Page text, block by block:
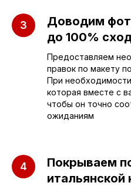
Доводим
до 100%
Предоставляем
правок по макету
При
которая вместе с
чтобы он точно
ожиданиям
Покрываем
итальянской
sleza-v-